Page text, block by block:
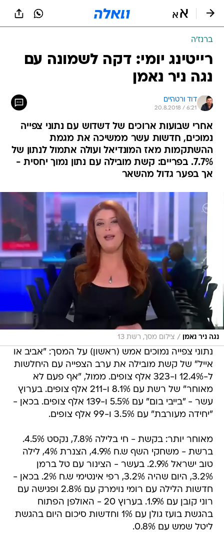
ברנז'ה
רייטינג יומי: דקה לשמונה עם
נגה ניר נאמן
דוד ורטהיים
20.8.2018 / 6:21
אחרי שבועות ארוכים של דשדוש עם נתוני צפייה
נמוכים, חדשות עשר ממשיכה את מגמת
ההשתקמות מאז המונדיאל ועולה אתמול לנתון של
7.7%. בפריים: קשת מובילה עם נתון נמוך יחסית -
אך בפער גדול מהשאר
נגה ניר נאמן / צילום מסך, רשת 13
נתוני צפייה נמוכים אמש (ראשון) על המסך: "אביב או
אייל" של קשת מובילה את ערב הצפייה עם היחלשות
ל-12.4% ו-323 אלף צופים. ממול, "אף פעם לא
מאוחר" של רשת עם 8.1% ו-211 אלף צופים. בערוץ
עשר - "בייבי בום" עם 5.5% ו-139 אלף צופים. בכאן -
"יחידה מעורבת" עם 3.5% ו-99 אלף צופים.
מאוחר יותר: בקשת - חי בלילה 7.8%, נקסט 4.5%.
ברשת - משחקי השף ש.ח 4.9%, הצנרת 4%, לילה
טוב ישראל 2.9%. בעשר - הצינור עם טל ברמן
3.2%, היום שהיה 3.2%, רפי אינטימי ש.ח 2%. בכאן -
חדשות הלילה עם רומי נוימרק עם 2.8% ופגישה עם
רוני קובן עם 1.9%. בערוץ 20 - האולפן הפתוח
בהגשת בועז גולן עם 1% וחדשות סיכום היום בהגשת
ליטל שמש עם 0.8%.